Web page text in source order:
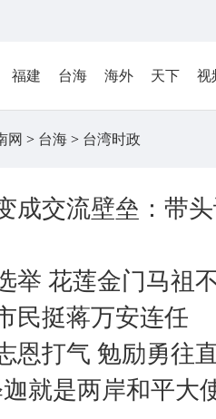
福建 台海 海外 天下 视
网 > 台海 > 台湾时政
成交流壁垒：带
举 花莲金门马祖
民挺蒋万安连任
恩打气 勉励勇往
就是两岸和平大